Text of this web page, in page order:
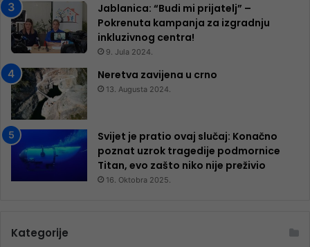
Jablanica: “Budi mi prijatelj” –
Pokrenuta kampanja za izgradnju
inkluzivnog centra!
9. Jula 2024.
Neretva zavijena u crno
13. Augusta 2024.
Svijet je pratio ovaj slučaj: Konačno
poznat uzrok tragedije podmornice
Titan, evo zašto niko nije preživio
16. Oktobra 2025.
Kategorije